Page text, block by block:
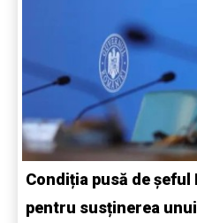
Condiția pusă de șeful
pentru susținerea